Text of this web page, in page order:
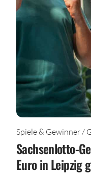
Spiele & Gewinner /
Sachsenlotto-
Euro in Leipzig